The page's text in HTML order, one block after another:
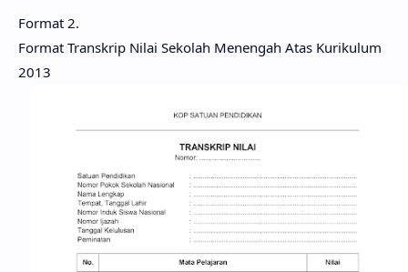
Format 2.
Format Transkrip Nilai Sekolah Menengah Atas Kurikulum
2013